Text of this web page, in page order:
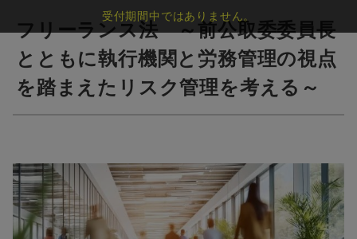
フリーランス法 ～前公取委委員長
とともに執行機関と労務管理の視点
を踏まえたリスク管理を考える～
受付期間中ではありません。